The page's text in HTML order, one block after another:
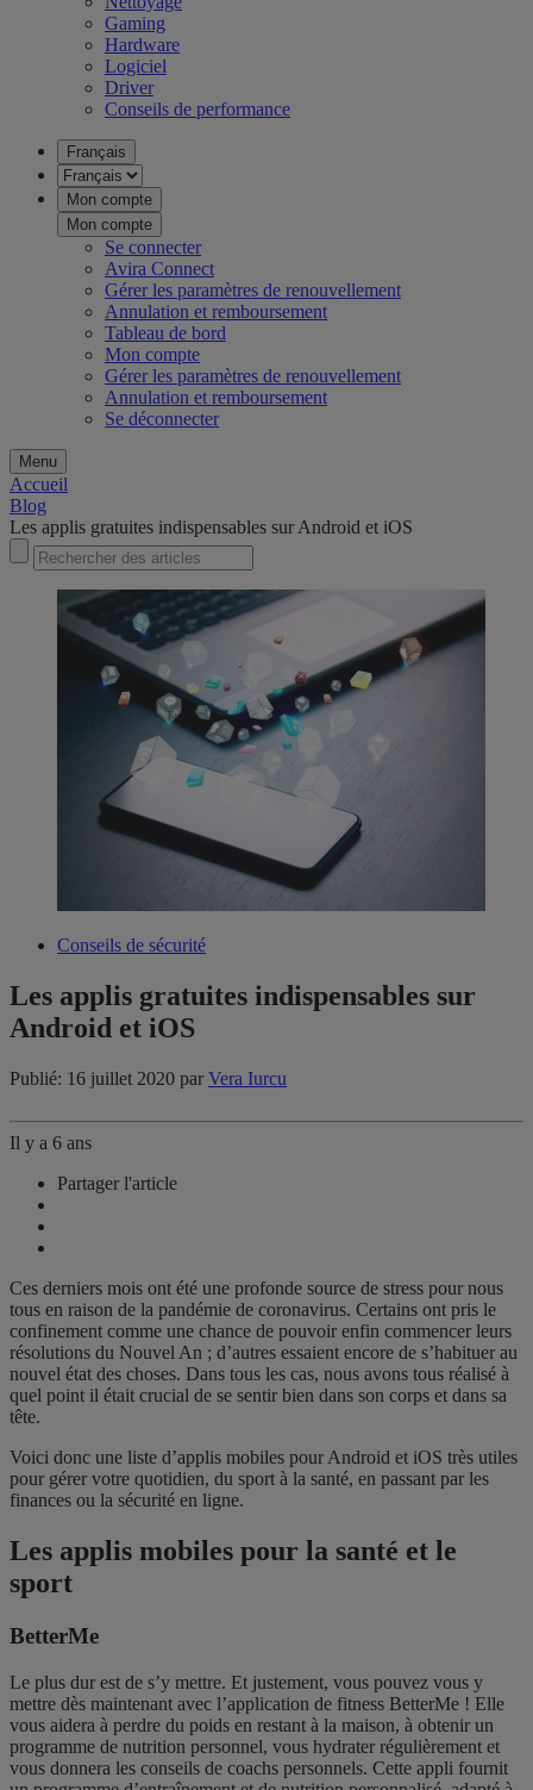
Gaming
Hardware
Logiciel
Driver
Conseils de performance
Français
Mon compte
Mon compte
Se connecter
Avira Connect
Gérer les paramètres de renouvellement
Annulation et remboursement
Tableau de bord
Mon compte
Gérer les paramètres de renouvellement
Annulation et remboursement
Se déconnecter
Menu
Accueil
Blog
Les applis gratuites indispensables sur Android et iOS
Conseils de sécurité
Les applis gratuites indispensables sur
Android et iOS
Publié: 16 juillet 2020 par Vera Iurcu
Il y a 6 ans
Partager l'article
Ces derniers mois ont été une profonde source de stress pour nous
tous en raison de la pandémie de coronavirus. Certains ont pris le
confinement comme une chance de pouvoir enfin commencer leurs
résolutions du Nouvel An ; d’autres essaient encore de s’habituer au
nouvel état des choses. Dans tous les cas, nous avons tous réalisé à
quel point il était crucial de se sentir bien dans son corps et dans sa
tête.
Voici donc une liste d’applis mobiles pour Android et iOS très utiles
pour gérer votre quotidien, du sport à la santé, en passant par les
finances ou la sécurité en ligne.
Les applis mobiles pour la santé et le
sport
BetterMe
Le plus dur est de s’y mettre. Et justement, vous pouvez vous y
mettre dès maintenant avec l’application de fitness BetterMe ! Elle
vous aidera à perdre du poids en restant à la maison, à obtenir un
programme de nutrition personnel, vous hydrater régulièrement et
vous donnera les conseils de coachs personnels. Cette appli fournit